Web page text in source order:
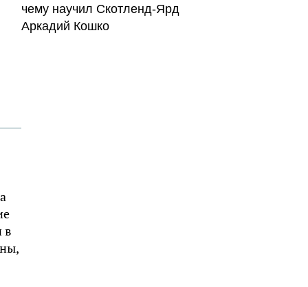
в
чему научил Скотленд-Ярд
Аркадий Кошко